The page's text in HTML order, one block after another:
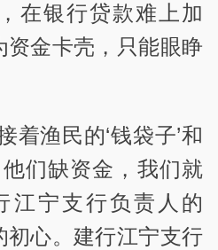
在银行贷款难上加
资金卡壳，只能眼睁
着渔民的‘钱袋子’和
他们缺资金，我们就
江宁支行负责人的
初心。建行江宁支行